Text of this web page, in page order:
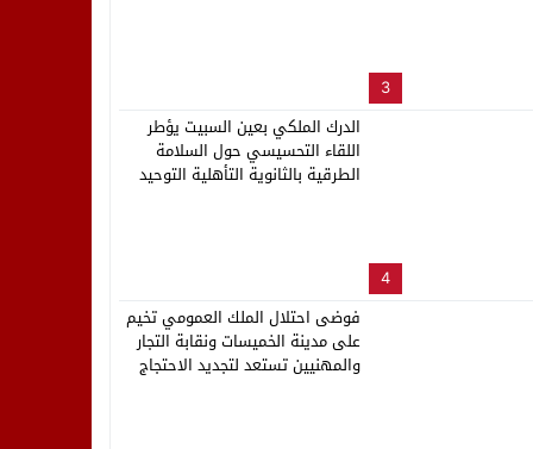
3
4
الدرك الملكي بعين السبيت يؤطر
اللقاء التحسيسي حول السلامة
الطرقية بالثانوية التأهلية التوحيد
فوضى احتلال الملك العمومي تخيم
على مدينة الخميسات ونقابة التجار
والمهنيين تستعد لتجديد الاحتجاج